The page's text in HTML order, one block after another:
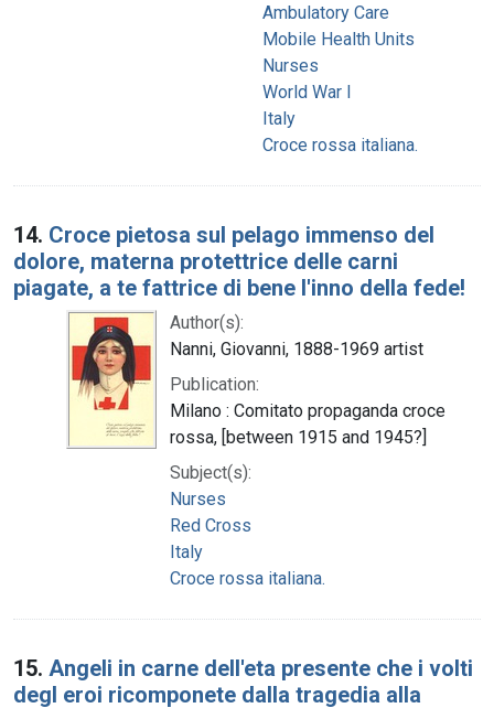
Ambulatory Care
Mobile Health Units
Nurses
World War I
Italy
Croce rossa italiana.
14. Croce pietosa sul pelago immenso del
dolore, materna protettrice delle carni
piagate, a te fattrice di bene l'inno della fede!
Author(s):
Nanni, Giovanni, 1888-1969 artist
Publication:
Milano : Comitato propaganda croce
rossa, [between 1915 and 1945?]
Subject(s):
Nurses
Red Cross
Italy
Croce rossa italiana.
15. Angeli in carne dell'eta presente che i volti
degl eroi ricomponete dalla tragedia alla